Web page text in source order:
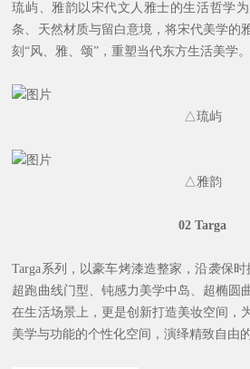
琉屿、雅韵以宋代文人雅士的生活哲学
条、天然材质与留白意境，将宋代美学的
刻“风、雅、颂”，重塑当代东方生活美学。
△琉屿
△雅韵
02Targa
Targa系列，以豪车烤漆造整家，沿袭保
超跑曲线门型、钝感力美学中岛、超椭圆
在生活场景上，更是创新打造美妆空间，
美学与功能的个性化空间，演绎精致自由